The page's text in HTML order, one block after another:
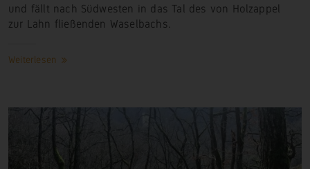
und fällt nach Südwesten in das Tal des von Holzappel
zur Lahn fließenden Waselbachs.
Weiterlesen